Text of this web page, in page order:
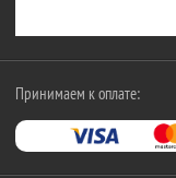
Принимаем к оплате: